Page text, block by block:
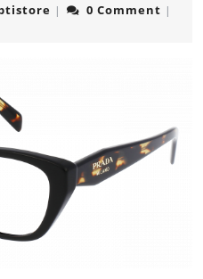
optistore
| 0 Comment |